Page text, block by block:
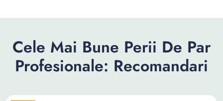
Cele Mai Bune Perii De Par
Profesionale: Recomandari